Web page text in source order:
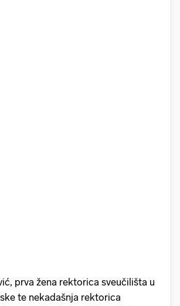
prva žena rektorica sveučilišta u
te nekadašnja rektorica